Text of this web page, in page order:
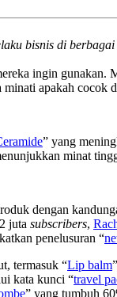
bisnis di
ingin
apakah cocok
” yang
minat
dengan
juta subscribers,
penelusuran “
termasuk “Lip balm
kata kunci “travel
” yang tumbuh